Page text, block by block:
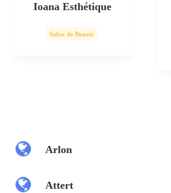
Ioana Esthétique
Salon de Beauté
Arlon
Attert